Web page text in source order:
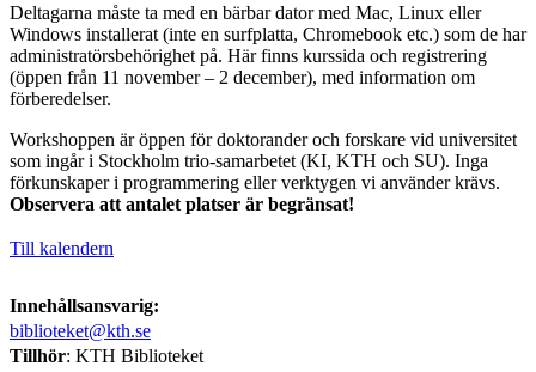
Deltagarna måste ta med en bärbar dator med Mac, Linux eller
Windows installerat (inte en surfplatta, Chromebook etc.) som de har
administratörsbehörighet på. Här finns kurssida och registrering
(öppen från 11 november – 2 december), med information om
förberedelser.
Workshoppen är öppen för doktorander och forskare vid universitet
som ingår i Stockholm trio-samarbetet (KI, KTH och SU). Inga
förkunskaper i programmering eller verktygen vi använder krävs.
Observera att antalet platser är begränsat!
Till kalendern
Innehållsansvarig:
biblioteket@kth.se
Tillhör: KTH Biblioteket